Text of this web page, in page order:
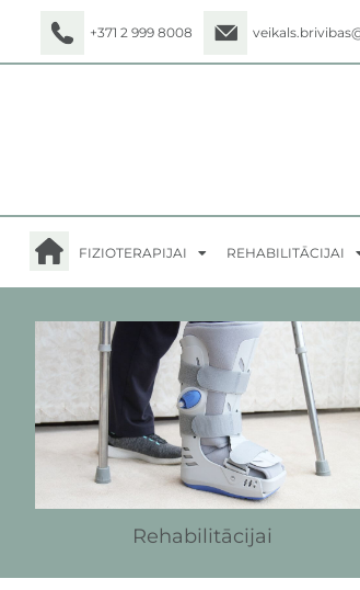
+371 2 999 8008
FIZIOTERAPIJAI REHABILITĀCIJAI
Rehabilitācijai